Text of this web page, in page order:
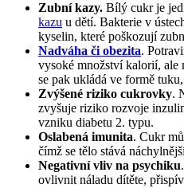
Zubní kazy. Bílý cukr je
kazu u dětí. Bakterie v
kyselin, které poškozují
Nadváha či obezita.
vysoké množství kalorií, ale
se pak ukládá ve formě
Zvýšené riziko cukrovky.
zvyšuje riziko rozvoje
vzniku diabetu 2. typu.
Oslabená imunita. Cukr
čímž se tělo stává
Negativní vliv na psychiku
ovlivnit náladu dítěte,